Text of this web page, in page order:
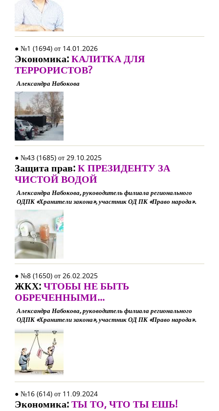
● №1 (1694) от 14.01.2026
Экономика:КАЛИТКА ДЛЯ
ТЕРРОРИСТОВ?
Александра Набокова
● №43 (1685) от 29.10.2025
Защита прав:К ПРЕЗИДЕНТУ ЗА
ЧИСТОЙ ВОДОЙ
Александра Набокова, руководитель филиала регионального
ОДПК «Хранители закона», участник ОД ПК «Право народа».
● №8 (1650) от 26.02.2025
ЖКХ:ЧТОБЫ НЕ БЫТЬ
ОБРЕЧЕННЫМИ...
Александра Набокова, руководитель филиала регионального
ОДПК «Хранители закона», участник ОД ПК «Право народа».
● №16 (614) от 11.09.2024
Экономика:ТЫ ТО, ЧТО ТЫ ЕШЬ!